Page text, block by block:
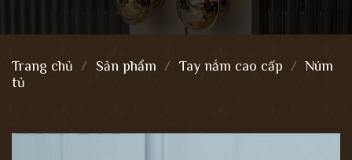
Trang chủ / Sản phẩm / Tay nắm cao cấp / Núm
tủ